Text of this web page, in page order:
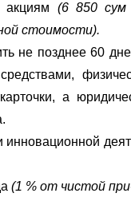
(6 850
стоимости).
не позднее 60
а
(1 % от чистой